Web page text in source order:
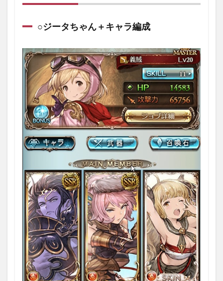
てマ
材集
1.1
○ジー
タち
ゃん
＋キ
ャラ
編成
1.2
○召喚
石
○武器
1.4
6属性
のマ
グナ
戦と
ドロ
ップ
1.4.1
ティア
マト・
○ジータちゃん＋キャラ編成